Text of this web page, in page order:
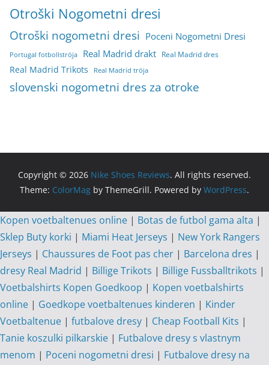
Otroški Nogometni dresi
Otroški nogometni dresi Poceni Nogometni Dresi
Portugal fotbollströja Real Madrid drakt Real Madrid dres
Real Madrid Trikots Real Madrid tröja
slovenski nogometni dres za otroke
Copyright © 2026 Nike Shoes Reviews. All rights reserved.
Theme: ColorMag by ThemeGrill. Powered by WordPress.
Kopen voetbaltenues online | Botas de futbol gama alta |
Sklep Buty korki | Miami Heat Jerseys | New York Rangers
Jerseys | Chaussures de Foot pas cher | Barcelona dres |
dresy Real Madrid | Billige Trikots | Billige Fussballtrikots |
Voetbalshirts Kopen Goedkoop | Kopen voetbalshirts
online | Goedkope voetbaltenues kinderen | Kinder
Voetbaltenue | futbalove dresy | Cheap Football Kits |
Tanie koszulki pilkarskie | Futbalove dresy s vlastnym
menom | Poceni nogometni dresi | Futbalove dresy na